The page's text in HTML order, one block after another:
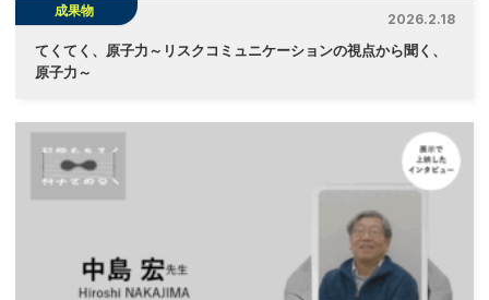
成果物
2026.2.18
てくてく、原子力～リスクコミュニケーションの視点から聞く、
原子力～